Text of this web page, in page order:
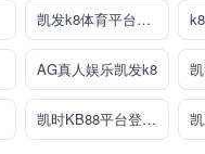
凯发k8体育平台线上
AG真人娱乐凯发k8
凯时KB88平台登陆官网